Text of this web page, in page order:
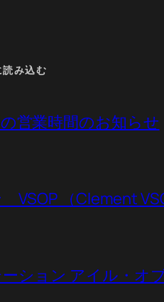
み込む
営業時間のお知らせ
（Clement
ション アイル・オ